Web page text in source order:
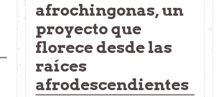
afrochingonas, un
proyecto que
florece desde las
raíces
afrodescendientes